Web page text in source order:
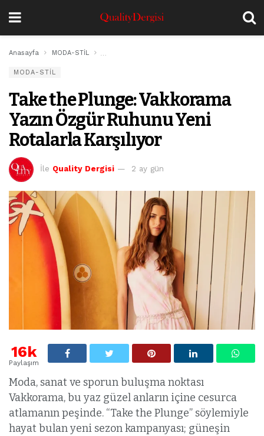
Anasayfa MODA-STİL
MODA-STİL
Take the Plunge: Vakkorama
Yazın Özgür Ruhunu Yeni
Rotalarla Karşılıyor
İle Quality Dergisi 2 ay gün
16k
Paylaşım
Moda, sanat ve sporun buluşma noktası
Vakkorama, bu yaz güzel anların içine cesurca
atlamanın peşinde. “Take the Plunge” söylemiyle
hayat bulan yeni sezon kampanyası; güneşin